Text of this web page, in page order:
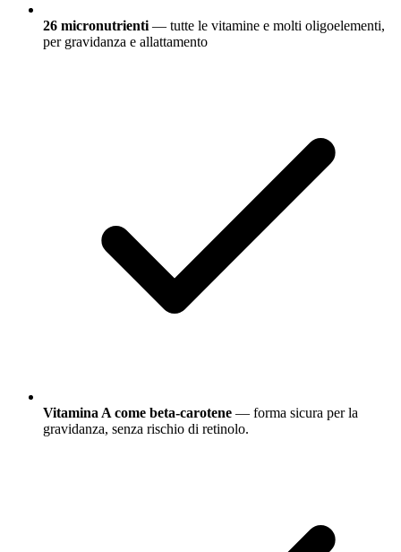
26 micronutrienti — tutte le vitamine e molti oligoelementi,
per gravidanza e allattamento
Vitamina A come beta-carotene — forma sicura per la
gravidanza, senza rischio di retinolo.